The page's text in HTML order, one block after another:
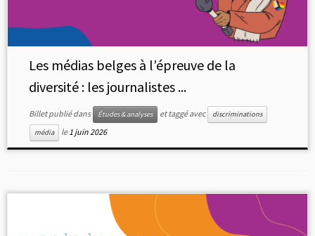
Les médias belges à l’épreuve de la
diversité : les journalistes ...
Billet publié dans Études & analyses et taggé avec
discriminations
média
le 1 juin 2026